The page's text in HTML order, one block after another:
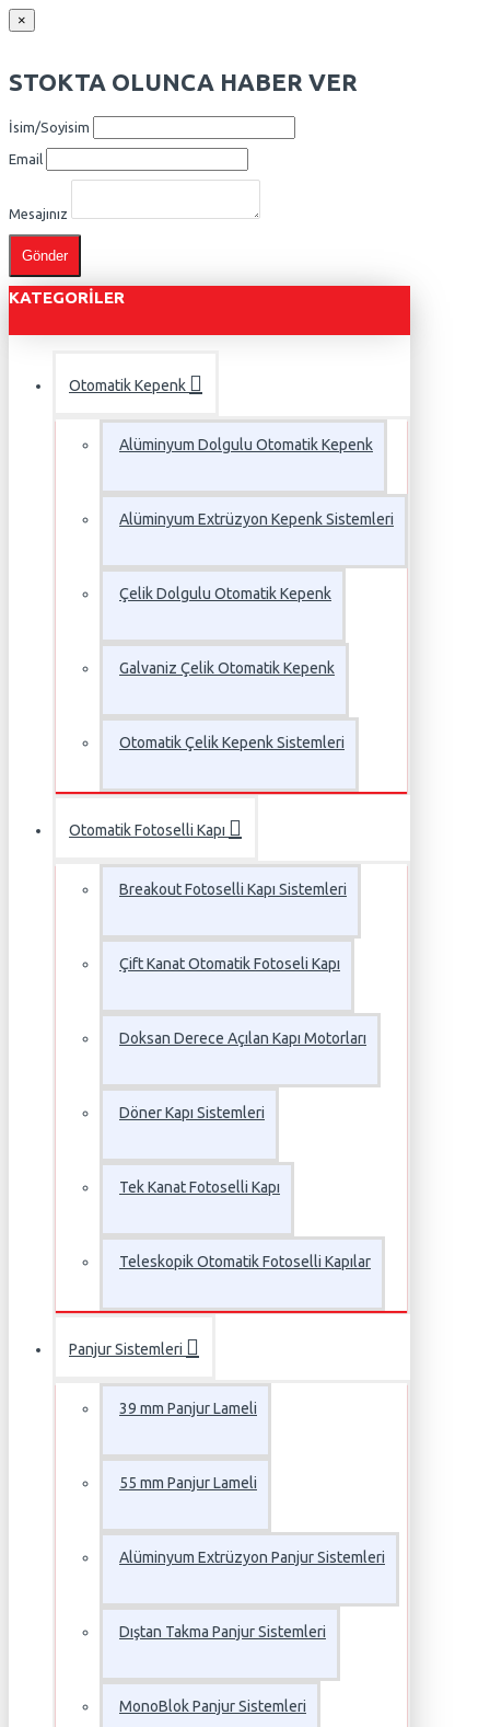
×
STOKTA OLUNCA HABER VER
İsim/Soyisim
Email
Mesajınız
Gönder
KATEGORILER
Otomatik Kepenk
Alüminyum Dolgulu Otomatik Kepenk
Alüminyum Extrüzyon Kepenk Sistemleri
Çelik Dolgulu Otomatik Kepenk
Galvaniz Çelik Otomatik Kepenk
Otomatik Çelik Kepenk Sistemleri
Otomatik Fotoselli Kapı
Breakout Fotoselli Kapı Sistemleri
Çift Kanat Otomatik Fotoseli Kapı
Doksan Derece Açılan Kapı Motorları
Döner Kapı Sistemleri
Tek Kanat Fotoselli Kapı
Teleskopik Otomatik Fotoselli Kapılar
Panjur Sistemleri
39 mm Panjur Lameli
55 mm Panjur Lameli
Alüminyum Extrüzyon Panjur Sistemleri
Dıştan Takma Panjur Sistemleri
MonoBlok Panjur Sistemleri